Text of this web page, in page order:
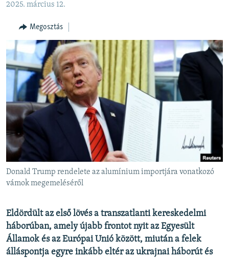
NER15
SZABADON
TÁRSADALOM
DEMOKRÁCIA
A PÉNZ NYOMÁBAN
EURÓPAI UNIÓ
VILÁG
KLÍMAVÁLTOZÁS
A MÚLT TANULSÁGAI
KÖVESSEN MINKET!
Valamennyi RFE/RL weboldal
2025. március 12.
Megosztás
Donald Trump rendelete az alumínium importjára vonatkozó
vámok megemeléséről
Eldördült az első lövés a transzatlanti kereskedelmi
háborúban, amely újabb frontot nyit az Egyesült
Államok és az Európai Unió között, miután a felek
álláspontja egyre inkább eltér az ukrajnai háborút és